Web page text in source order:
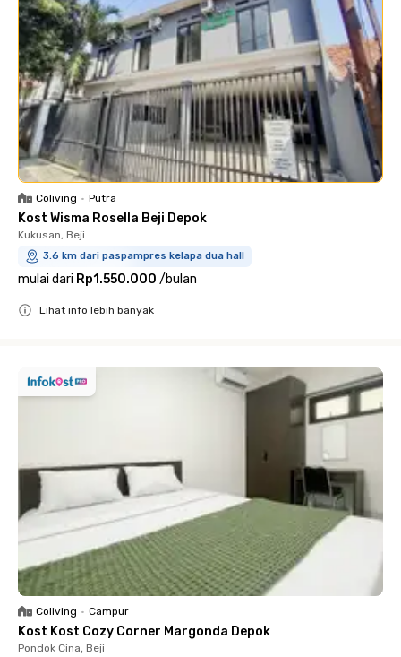
Coliving • Putra
Kost Wisma Rosella Beji Depok
Kukusan, Beji
3.6 km dari paspampres kelapa dua hall
mulai dari Rp1.550.000 /bulan
Lihat info lebih banyak
Coliving • Campur
Kost Kost Cozy Corner Margonda Depok
Pondok Cina, Beji